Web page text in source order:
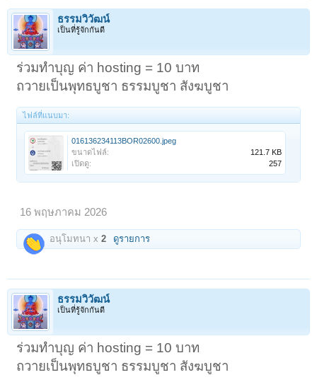
ธรรมวิวัฒน์
เป็นที่รู้จักกันดี
ร่วมทำบุญ ค่า hosting = 10 บาท
ถวายเป็นพุทธบูชา ธรรมบูชา สังฆบูชา
ไฟล์ที่แนบมา:
016136234113BOR02600.jpeg
ขนาดไฟล์:
121.7 KB
เปิดดู:
257
16 พฤษภาคม 2026
อนุโมทนา x2 ดูรายการ
ธรรมวิวัฒน์
เป็นที่รู้จักกันดี
ร่วมทำบุญ ค่า hosting = 10 บาท
ถวายเป็นพุทธบูชา ธรรมบูชา สังฆบูชา